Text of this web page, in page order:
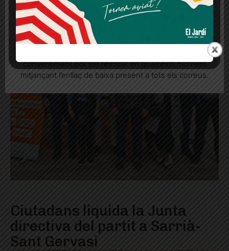
Ciutadans liquida la Junta
directiva del partit a Sarrià-
Sant Gervasi
Més informació Acceptar Rebutjar tot
Quan l’usuari crea un compte al Diari el Jardí, dona el
seu consentiment explícit per rebre comunicacions
consentiment pot ser revocat en qualsevol moment
mitjançant l’enllaç de baixa present a tots els correus.